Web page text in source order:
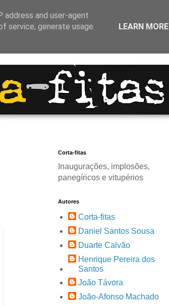
Corta-fitas
Inaugurações, implosões,
panegíricos e vitupérios
Autores
Corta-fitas
Daniel Santos Sousa
Duarte Calvão
Henrique Pereira dos
Santos
João Távora
João-Afonso Machado
address and user-agent
service, generate usage
LEARN MORE